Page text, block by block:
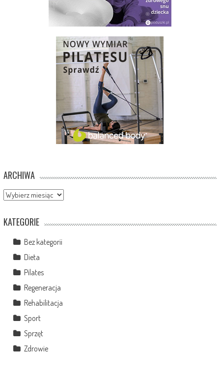
ARCHIWA
Archiwa
KATEGORIE
Bez kategorii
Dieta
Pilates
Regeneracja
Rehabilitacja
Sport
Sprzęt
Zdrowie